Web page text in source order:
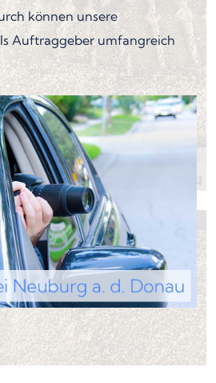
können unsere
Auftraggeber umfangreich